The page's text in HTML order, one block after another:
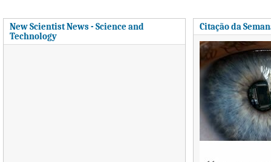
New Scientist News - Science and
Technology
Citação da